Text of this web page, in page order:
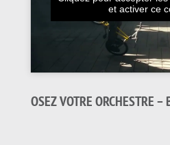
et activer ce
OSEZ VOTRE ORCHESTRE –